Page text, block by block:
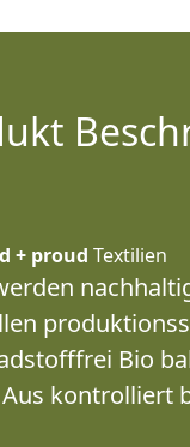
+ proud Textilien
Bio
kontrolliert